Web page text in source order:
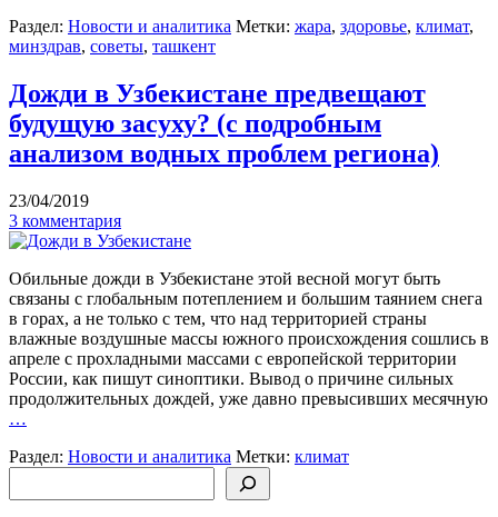
Раздел: Новости и аналитика Метки: жара, здоровье, климат,
минздрав, советы, ташкент
Дожди в Узбекистане предвещают
будущую засуху? (с подробным
анализом водных проблем региона)
23/04/2019
3 комментария
Обильные дожди в Узбекистане этой весной могут быть
связаны с глобальным потеплением и большим таянием снега
в горах, а не только с тем, что над территорией страны
влажные воздушные массы южного происхождения сошлись в
апреле с прохладными массами с европейской территории
России, как пишут синоптики. Вывод о причине сильных
продолжительных дождей, уже давно превысивших месячную
…
Раздел: Новости и аналитика Метки: климат